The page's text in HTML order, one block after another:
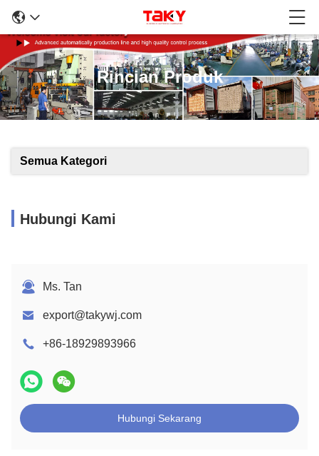
Rincian Produk
Semua Kategori
Hubungi Kami
Ms. Tan
export@takywj.com
+86-18929893966
Hubungi Sekarang